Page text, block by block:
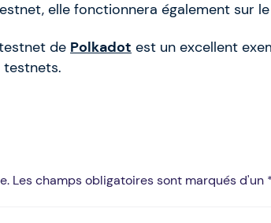
elle fonctionnera également sur
de Polkadot est un excellent
Les champs obligatoires sont marqués d'un